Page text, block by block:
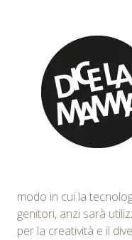
modo in cui la
genitori, anzi sarà
per la creatività e il